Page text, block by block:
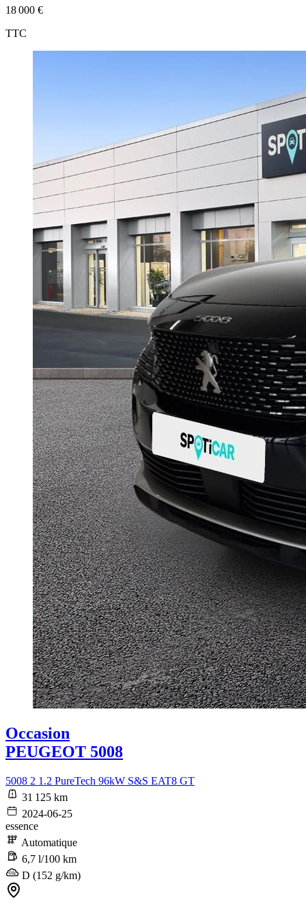
18 000 €
TTC
Occasion
PEUGEOT 5008
5008 2 1.2 PureTech 96kW S&S EAT8 GT
31 125 km
2024-06-25
essence
Automatique
6,7 l/100 km
D (152 g/km)